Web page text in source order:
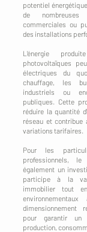
potentiel
de nombreuses
commerciales ou
des installations
L'énergie
photovoltaïques
électriques du
chauffage, les
industriels ou
publiques. Cette
réduire la quantité
réseau et
variations tarifaires.
Pour les
professionnels, le
également un
participe à la
immobilier tout
dimensionnement
pour garantir un
production,